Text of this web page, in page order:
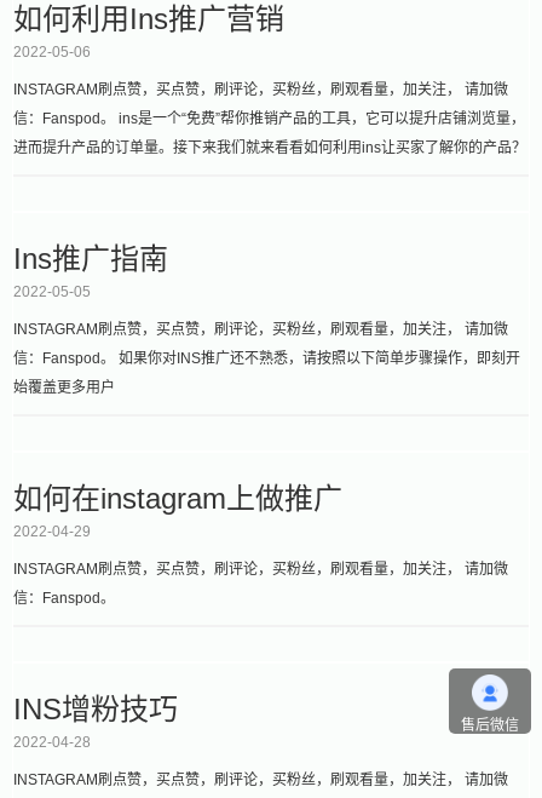
如何利用Ins推广营销
2022-05-06
INSTAGRAM刷点赞，买点赞，刷评论，买粉丝，刷观看量，加关注， 请加微
信：Fanspod。 ins是一个“免费”帮你推销产品的工具，它可以提升店铺浏览量，
进而提升产品的订单量。接下来我们就来看看如何利用ins让买家了解你的产品？
Ins推广指南
2022-05-05
INSTAGRAM刷点赞，买点赞，刷评论，买粉丝，刷观看量，加关注， 请加微
信：Fanspod。 如果你对INS推广还不熟悉，请按照以下简单步骤操作，即刻开
始覆盖更多用户
如何在instagram上做推广
2022-04-29
INSTAGRAM刷点赞，买点赞，刷评论，买粉丝，刷观看量，加关注， 请加微
信：Fanspod。
INS增粉技巧
2022-04-28
INSTAGRAM刷点赞，买点赞，刷评论，买粉丝，刷观看量，加关注， 请加微
售后微信